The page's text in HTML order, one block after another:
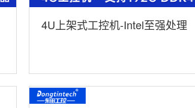
4U上架式工控机-Intel至强处理
定|DT-46308-WX621MA